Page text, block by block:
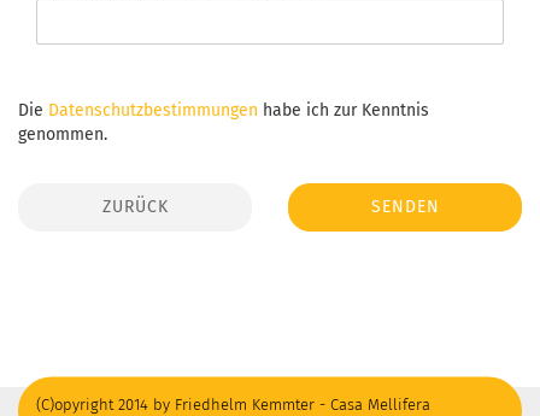
Die Datenschutzbestimmungen habe ich zur Kenntnis
genommen.
ZURÜCK SENDEN
(C)opyright 2014 by Friedhelm Kemmter - Casa Mellifera